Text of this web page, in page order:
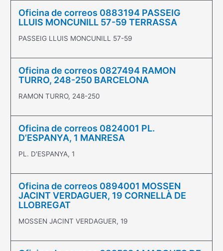
Oficina de correos 0883194 PASSEIG
LLUIS MONCUNILL 57-59 TERRASSA
PASSEIG LLUIS MONCUNILL 57-59
Oficina de correos 0827494 RAMON
TURRO, 248-250 BARCELONA
RAMON TURRO, 248-250
Oficina de correos 0824001 PL.
D’ESPANYA, 1 MANRESA
PL. D'ESPANYA, 1
Oficina de correos 0894001 MOSSEN
JACINT VERDAGUER, 19 CORNELLÀ DE
LLOBREGAT
MOSSEN JACINT VERDAGUER, 19